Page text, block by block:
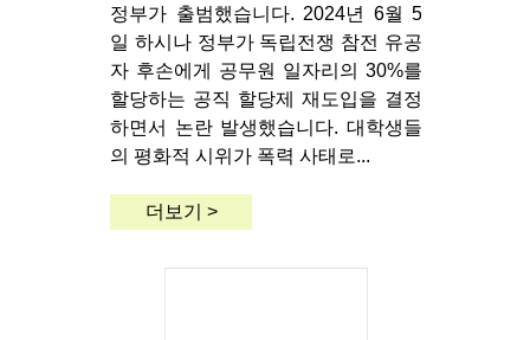
정부가 출범했습니다. 2024년 6월 5
일 하시나 정부가 독립전쟁 참전 유공
자 후손에게 공무원 일자리의 30%를
할당하는 공직 할당제 재도입을 결정
하면서 논란 발생했습니다. 대학생들
의 평화적 시위가 폭력 사태로...
더보기 >